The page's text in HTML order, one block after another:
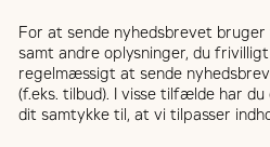
For at sende nyhedsbrevet bruger
samt andre oplysninger, du
regelmæssigt at sende
(f.eks. tilbud). I visse tilfælde har
dit samtykke til, at vi tilpasser